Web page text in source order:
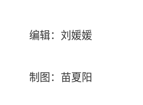
编辑：刘媛媛
制图：苗夏阳